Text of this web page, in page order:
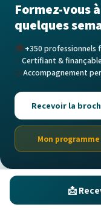
Formez-vous
quelques
🎓+350 professionnels
Certifiant &
🤝Accompagnement
Recevoir la
Mon
📩